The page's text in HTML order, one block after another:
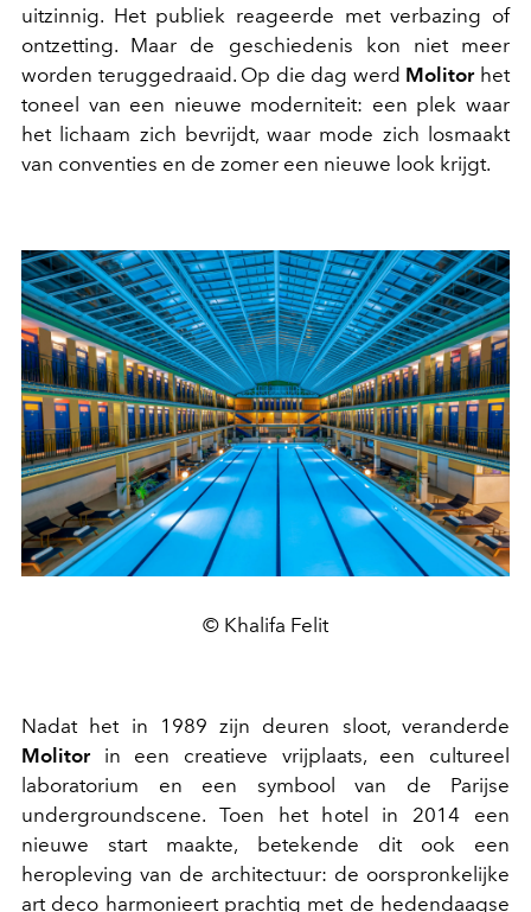
uitzinnig. Het publiek reageerde met verbazing of
ontzetting. Maar de geschiedenis kon niet meer
worden teruggedraaid. Op die dag werd Molitor het
toneel van een nieuwe moderniteit: een plek waar
het lichaam zich bevrijdt, waar mode zich losmaakt
van conventies en de zomer een nieuwe look krijgt.
© Khalifa Felit
Nadat het in 1989 zijn deuren sloot, veranderde
Molitorin een creatieve vrijplaats, een cultureel
laboratorium en een symbool van de Parijse
undergroundscene. Toen het hotel in 2014 een
nieuwe start maakte, betekende dit ook een
heropleving van de architectuur: de oorspronkelijke
art deco harmonieert prachtig met de hedendaagse